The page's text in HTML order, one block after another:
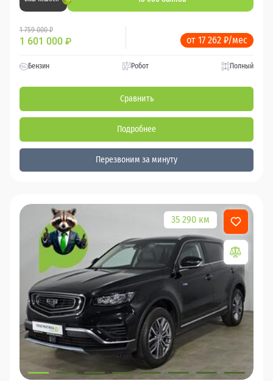
1 759 000 ₽
1 601 000 ₽ от 17 262 ₽/мес
Бензин Робот Полный
Сравнить
Подробнее
Перезвоним за минуту
35 290 км